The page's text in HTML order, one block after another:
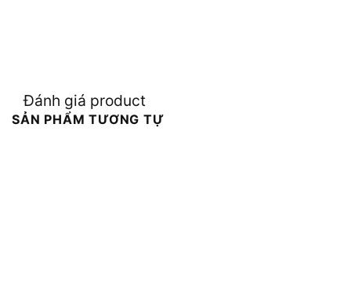
Đánh giá product
SẢN PHẨM TƯƠNG TỰ